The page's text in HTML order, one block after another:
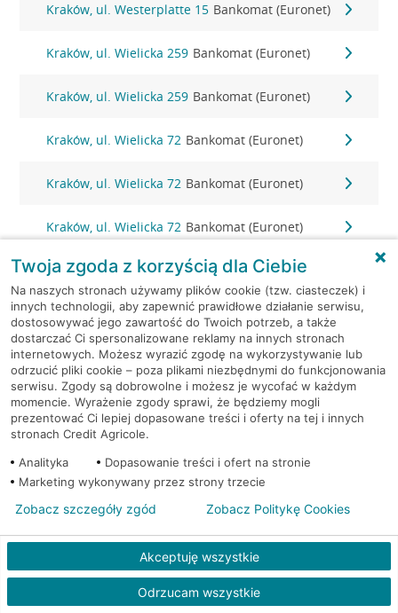
Kraków, ul. Westerplatte 15 Bankomat (Euronet)
Kraków, ul. Wielicka 259 Bankomat (Euronet)
Kraków, ul. Wielicka 259 Bankomat (Euronet)
Kraków, ul. Wielicka 72 Bankomat (Euronet)
Kraków, ul. Wielicka 72 Bankomat (Euronet)
Kraków, ul. Wielicka 72 Bankomat (Euronet)
Kraków, ul. Wielicka 79 Bankomat (Euronet)
Kraków, ul. Wiślna 6 Bankomat (Euronet)
Kraków, ul. Włoska 2 Bankomat (Euronet)
Kraków, ul. Wrocławska 43A Bankomat (Euronet)
Kraków, ul. Wysłouchów 1
Kraków, ul. Zakopiańska 105 Bankomat (Euronet)
Kraków, ul. Zakopiańska 62 Bankomat (Euronet)
Kraków, ul. Zakopiańska 62 Bankomat (Euronet)
Twoja zgoda z korzyścią dla Ciebie
Na naszych stronach używamy plików cookie (tzw. ciasteczek) i
innych technologii, aby zapewnić prawidłowe działanie serwisu,
dostosowywać jego zawartość do Twoich potrzeb, a także
dostarczać Ci spersonalizowane reklamy na innych stronach
internetowych. Możesz wyrazić zgodę na wykorzystywanie lub
odrzucić pliki cookie – poza plikami niezbędnymi do funkcjonowania
serwisu. Zgody są dobrowolne i możesz je wycofać w każdym
momencie. Wyrażenie zgody sprawi, że będziemy mogli
prezentować Ci lepiej dopasowane treści i oferty na tej i innych
stronach Credit Agricole.
Analityka
Dopasowanie treści i ofert na stronie
Marketing wykonywany przez strony trzecie
Akceptuję wszystkie
Odrzucam wszystkie
Zobacz szczegóły zgód Zobacz Politykę Cookies